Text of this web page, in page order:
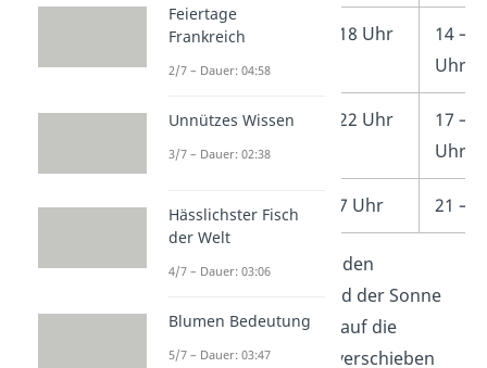
Nachmittag 15 – 18 Uhr
14 –
Uhr
Abend 18 – 22 Uhr
17 –
Uhr
Nacht 22 – 7 Uhr 21 –
Neben derKultur
und den
hat der Stand der Sonne
einen großen Einfluss auf die
Tageszeiten. Deshalb verschieben
Feiertage
Frankreich
2/7 – Dauer: 04:58
Unnützes Wissen
3/7 – Dauer: 02:38
Hässlichster Fisch
der Welt
4/7 – Dauer: 03:06
Blumen Bedeutung
5/7 – Dauer: 03:47